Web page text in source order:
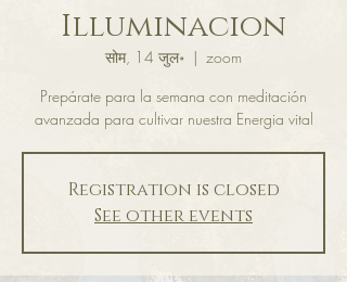
Illuminacion
सोम, 14 जुल॰
  |
zoom
Prepárate para la semana con meditación
avanzada para cultivar nuestra Energia vital
Registration is closed
See other events